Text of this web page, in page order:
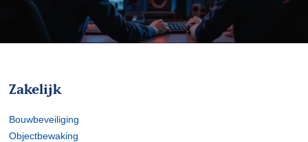
Zakelijk
Bouwbeveiliging
Objectbewaking